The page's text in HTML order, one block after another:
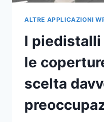
ALTRE APPLICAZIONI
I
le
scelta